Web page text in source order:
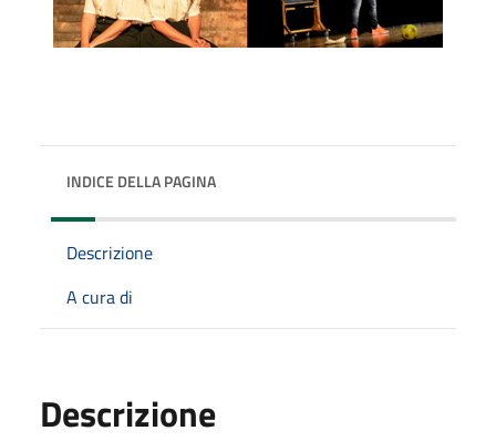
INDICE DELLA PAGINA
Descrizione
A cura di
Descrizione